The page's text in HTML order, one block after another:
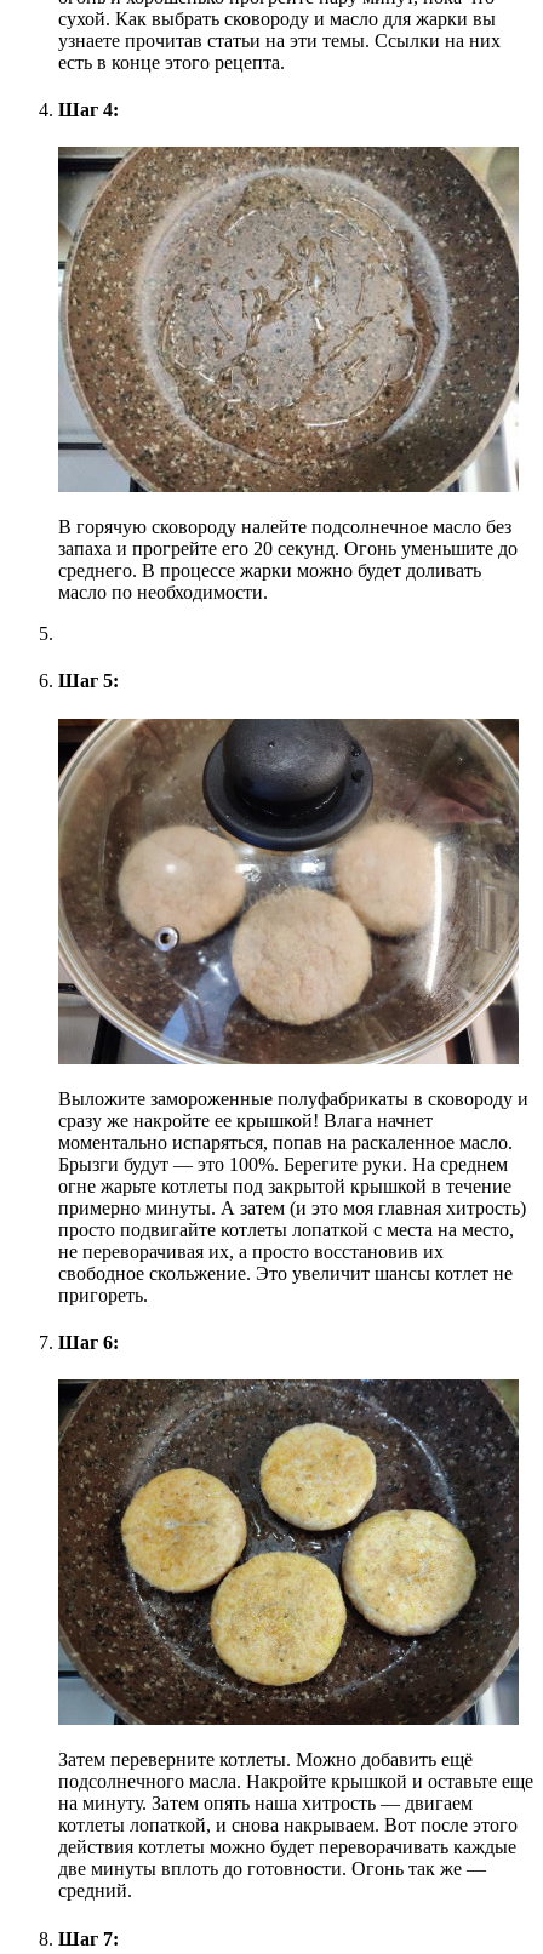
сухой. Как выбрать сковороду и масло для жарки вы
узнаете прочитав статьи на эти темы. Ссылки на них
есть в конце этого рецепта.
Шаг 4:
В горячую сковороду налейте подсолнечное масло без
запаха и прогрейте его 20 секунд. Огонь уменьшите до
среднего. В процессе жарки можно будет доливать
масло по необходимости.
Шаг 5:
Выложите замороженные полуфабрикаты в сковороду и
сразу же накройте ее крышкой! Влага начнет
моментально испаряться, попав на раскаленное масло.
Брызги будут — это 100%. Берегите руки. На среднем
огне жарьте котлеты под закрытой крышкой в течение
примерно минуты. А затем (и это моя главная хитрость)
просто подвигайте котлеты лопаткой с места на место,
не переворачивая их, а просто восстановив их
свободное скольжение. Это увеличит шансы котлет не
пригореть.
Шаг 6:
Затем переверните котлеты. Можно добавить ещё
подсолнечного масла. Накройте крышкой и оставьте еще
на минуту. Затем опять наша хитрость — двигаем
котлеты лопаткой, и снова накрываем. Вот после этого
действия котлеты можно будет переворачивать каждые
две минуты вплоть до готовности. Огонь так же —
средний.
Шаг 7: